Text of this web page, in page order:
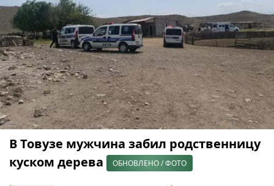
В Товузе мужчина забил родственницу
куском дерева
ОБНОВЛЕНО / ФОТО